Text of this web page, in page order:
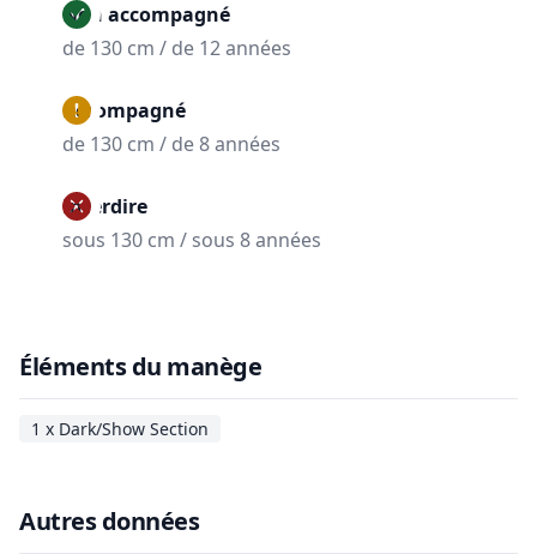
Non accompagné
de 130 cm / de 12 années
Accompagné
de 130 cm / de 8 années
Interdire
sous 130 cm / sous 8 années
Éléments du manège
1 x Dark/Show Section
Autres données